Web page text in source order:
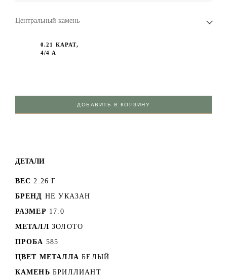
Центральный камень
0.21 КАРАТ,
4/4 А
ДОБАВИТЬ В КОРЗИНУ
ДЕТАЛИ
ВЕС 2.26 Г
БРЕНД НЕ УКАЗАН
РАЗМЕР 17.0
МЕТАЛЛ ЗОЛОТО
ПРОБА 585
ЦВЕТ МЕТАЛЛА БЕЛЫЙ
КАМЕНЬ БРИЛЛИАНТ